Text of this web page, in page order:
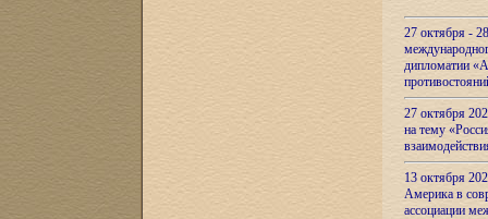
27 октября -
дипломатии
27 октября
на тему
13 октября
Америка в
ассоциации